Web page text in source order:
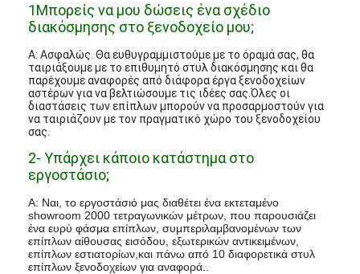
1Μπορείς να μου δώσεις ένα σχέδιο
διακόσμησης στο ξενοδοχείο μου;
Α: Ασφαλώς. Θα ευθυγραμμιστούμε με το όραμά σας, θα
ταιριάξουμε με το επιθυμητό στυλ διακόσμησης και θα
παρέχουμε αναφορές από διάφορα έργα ξενοδοχείων
αστέρων για να βελτιώσουμε τις ιδέες σας.Όλες οι
διαστάσεις των επίπλων μπορούν να προσαρμοστούν για
να ταιριάζουν με τον πραγματικό χώρο του ξενοδοχείου
σας.
2- Υπάρχει κάποιο κατάστημα στο
εργοστάσιο;
Α: Ναι, το εργοστάσιό μας διαθέτει ένα εκτεταμένο
showroom 2000 τετραγωνικών μέτρων, που παρουσιάζει
ένα ευρύ φάσμα επίπλων, συμπεριλαμβανομένων των
επίπλων αίθουσας εισόδου, εξωτερικών αντικειμένων,
επίπλων εστιατορίων,και πάνω από 10 διαφορετικά στυλ
επίπλων ξενοδοχείων για αναφορά..